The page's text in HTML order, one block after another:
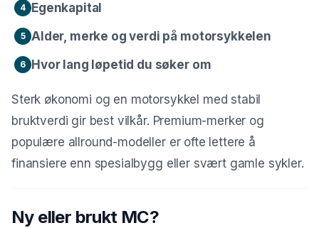
4 Egenkapital
5 Alder, merke og verdi på motorsykkelen
6 Hvor lang løpetid du søker om
Sterk økonomi og en motorsykkel med stabil
bruktverdi gir best vilkår. Premium-merker og
populære allround-modeller er ofte lettere å
finansiere enn spesialbygg eller svært gamle sykler.
Ny eller brukt MC?